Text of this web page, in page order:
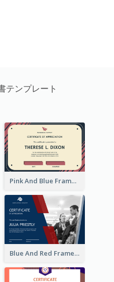
テンプレート
Pink And Blue Frame Company Certificate
Blue And Red Frame With Photo Certificate